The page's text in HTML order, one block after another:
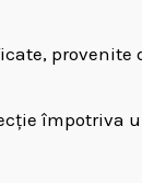
provenite
împotriva